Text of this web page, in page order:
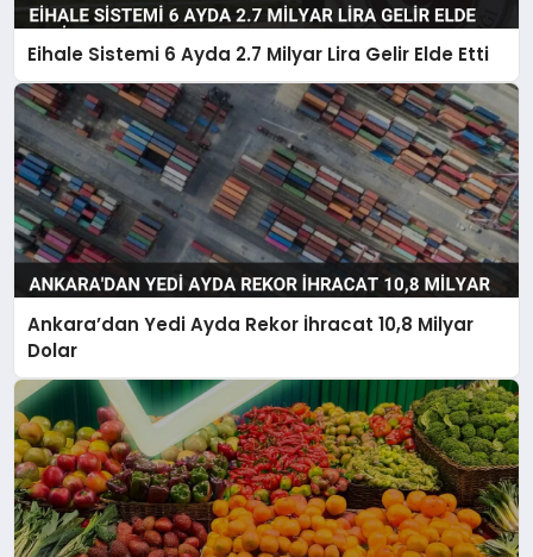
Eihale Sistemi 6 Ayda 2.7 Milyar Lira Gelir Elde Etti
Ankara’dan Yedi Ayda Rekor İhracat 10,8 Milyar
Dolar